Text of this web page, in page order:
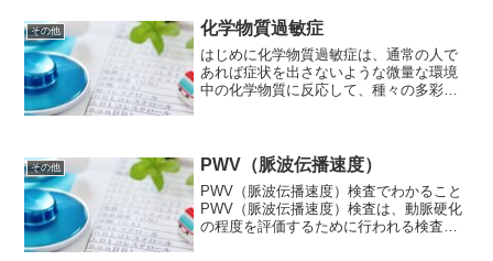
気の診断や経過観察に...
その他 化学物質過敏症
はじめに化学物質過敏症は、通常の人で
あれば症状を出さないような微量な環境
中の化学物質に反応して、種々の多彩な
状を訴えます。化学物質過...
その他 PWV（脈波伝播速度）
PWV（脈波伝播速度）検査でわかること
PWV（脈波伝播速度）検査は、動脈硬化
の程度を評価するために行われる検査で